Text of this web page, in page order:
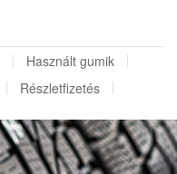
Használt gumik
Részletfizetés